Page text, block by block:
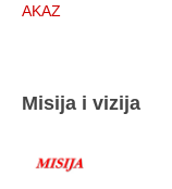
AKAZ
Misija i vizija